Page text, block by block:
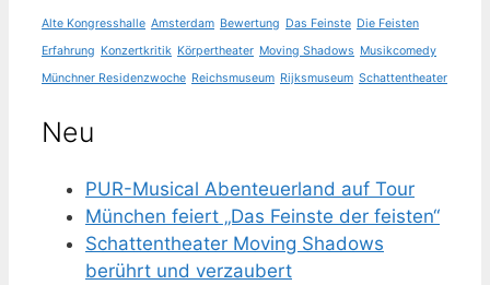
Alte Kongresshalle Amsterdam Bewertung Das Feinste Die Feisten
Erfahrung Konzertkritik Körpertheater Moving Shadows Musikcomedy
Münchner Residenzwoche Reichsmuseum Rijksmuseum Schattentheater
Neu
PUR-Musical Abenteuerland auf Tour
München feiert „Das Feinste der feisten“
Schattentheater Moving Shadows
berührt und verzaubert